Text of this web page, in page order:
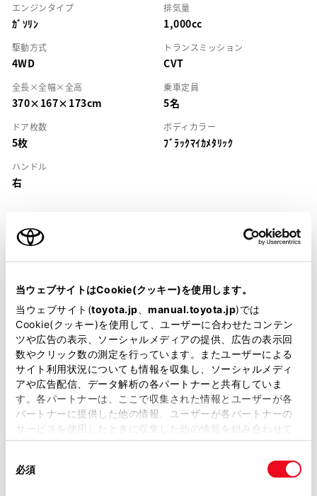
当ウェブサイトはCookie(クッキー)を使用します。
当ウェブサイト(toyota.jp manual.toyota.jp)では
Cookie(クッキー)を使用して、ユーザーに合わせたコンテン
ツや広告の表示、ソーシャルメディアの提供、広告の表示回
数やクリック数の測定を行っています。またユーザーによる
サイト利用状況についても情報を収集し、ソーシャルメディ
アや広告配信、データ解析の各パートナーと共有していま
す。各パートナーは、ここで収集された情報とユーザーが各
パートナーに提供した他の情報、ユーザーが各パートナーの
サービスを使用したときに収集した他の情報を組み合わせて
使用することがあります。当ウェブサイトの使用を続行する
必須
エンジンタイプ
ｶﾞｿﾘﾝ
排気量
1,000cc
駆動方式
4WD
トランスミッション
CVT
全長×全幅×全高
370×167×173cm
乗車定員
5名
ドア枚数
5枚
ボディカラー
ﾌﾞﾗｯｸﾏｲｶﾒﾀﾘｯｸ
ハンドル
右
装備・仕様
装備説明/用語解説
基本装備
パワステ
パワーウィンドウ